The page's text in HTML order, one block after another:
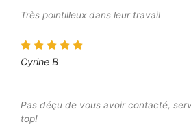
Très pointilleux dans leur travail
Cyrine B
Pas déçu de vous avoir contacté,
top!